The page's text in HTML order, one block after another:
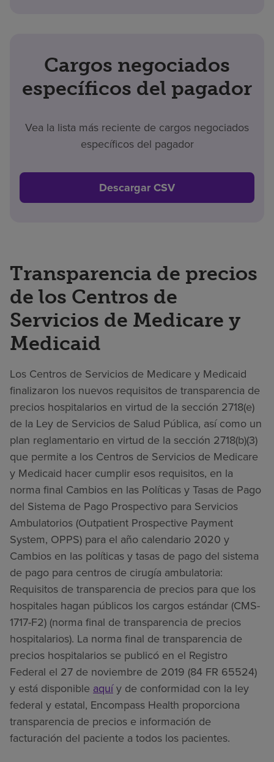
Cargos negociados
específicos del pagador
Vea la lista más reciente de cargos negociados
específicos del pagador
Descargar CSV
Transparencia de precios
de los Centros de
Servicios de Medicare y
Medicaid
Los Centros de Servicios de Medicare y Medicaid
finalizaron los nuevos requisitos de transparencia de
precios hospitalarios en virtud de la sección 2718(e)
de la Ley de Servicios de Salud Pública, así como un
plan reglamentario en virtud de la sección 2718(b)(3)
que permite a los Centros de Servicios de Medicare
y Medicaid hacer cumplir esos requisitos, en la
norma final Cambios en las Políticas y Tasas de Pago
del Sistema de Pago Prospectivo para Servicios
Ambulatorios (Outpatient Prospective Payment
System, OPPS) para el año calendario 2020 y
Cambios en las políticas y tasas de pago del sistema
de pago para centros de cirugía ambulatoria:
Requisitos de transparencia de precios para que los
hospitales hagan públicos los cargos estándar (CMS-
1717-F2) (norma final de transparencia de precios
hospitalarios). La norma final de transparencia de
precios hospitalarios se publicó en el Registro
Federal el 27 de noviembre de 2019 (84 FR 65524)
y está disponible aquíy de conformidad con la ley
federal y estatal, Encompass Health proporciona
transparencia de precios e información de
facturación del paciente a todos los pacientes.